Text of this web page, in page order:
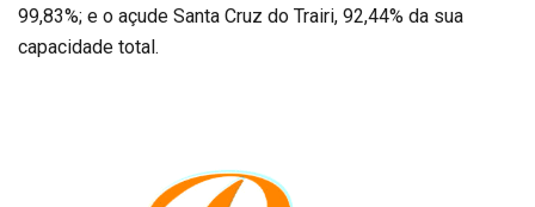
99,83%; e o açude Santa Cruz do Trairi, 92,44% da sua
capacidade total.